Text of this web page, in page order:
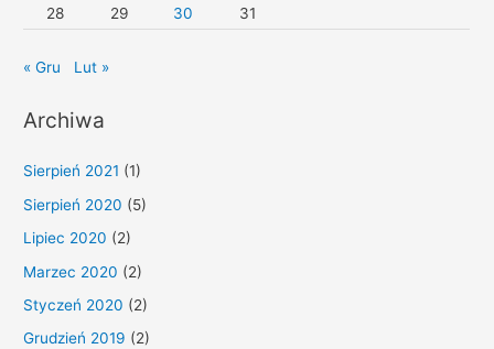
28
29 30 31
« Gru Lut »
Archiwa
Sierpień 2021 (1)
Sierpień 2020 (5)
Lipiec 2020 (2)
Marzec 2020 (2)
Styczeń 2020 (2)
Grudzień 2019 (2)